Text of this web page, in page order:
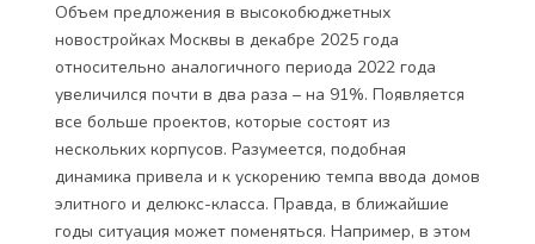
Объем предложения в высокобюджетных
новостройках Москвы в декабре 2025 года
относительно аналогичного периода 2022 года
увеличился почти в два раза – на 91%. Появляется
все больше проектов, которые состоят из
нескольких корпусов. Разумеется, подобная
динамика привела и к ускорению темпа ввода домов
элитного и делюкс-класса. Правда, в ближайшие
годы ситуация может поменяться. Например, в этом